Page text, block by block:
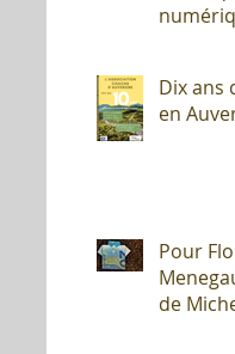
défis
Dix ans
en
Pour
de